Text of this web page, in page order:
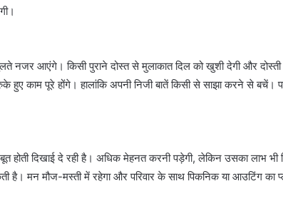
नजर आएंगे। किसी पुराने दोस्त से मुलाकात दिल को खुशी देगी और दोस्ती
हुए काम पूरे होंगे। हालांकि अपनी निजी बातें किसी से साझा करने से बचें।
होती दिखाई दे रही है। अधिक मेहनत करनी पड़ेगी, लेकिन उसका लाभ
है। मन मौज-मस्ती में रहेगा और परिवार के साथ पिकनिक या आउटिंग का